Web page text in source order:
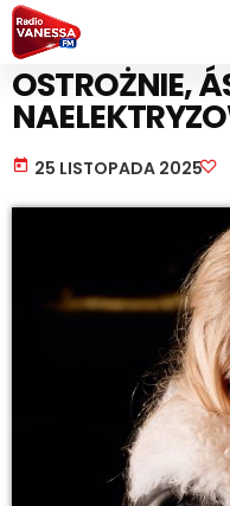
MUSIC NEWS
OSTROŻNIE,
today 25 LISTOPADA 2025